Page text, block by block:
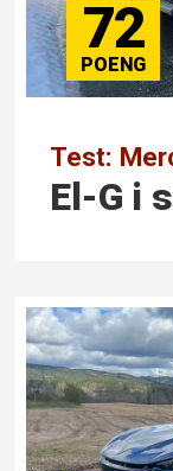
72
Test:
El-G i